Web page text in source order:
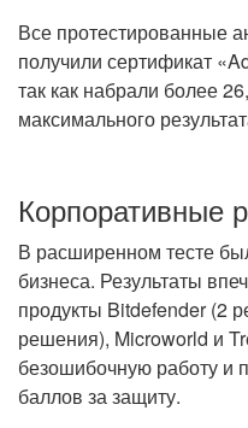
Все протестированные
получили сертификат
так как набрали более
максимального
Корпоративные
В расширенном тесте
бизнеса. Результаты
продукты Bitdefender (2
решения), Microworld и
безошибочную работу и
баллов за защиту.